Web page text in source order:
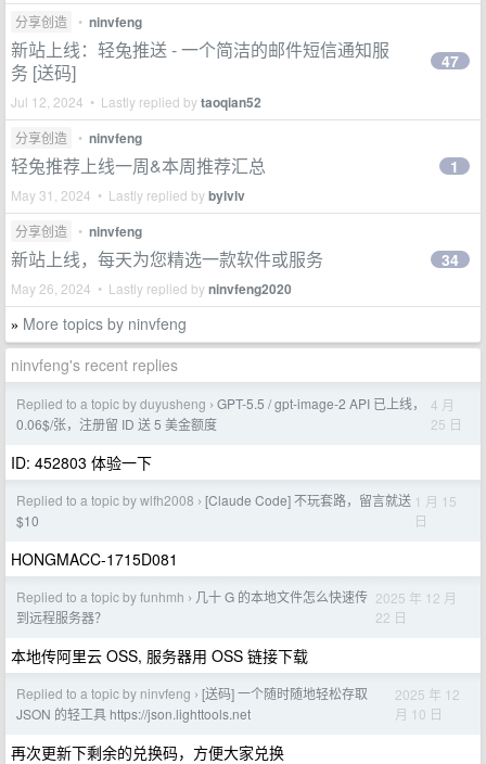
分享创造 • ninvfeng
新站上线：轻兔推送 - 一个简洁的邮件短信通知服
务 [送码]
Jul 12, 2024 • Lastly replied bytaoqian52
47
分享创造 • ninvfeng
轻兔推荐上线一周&本周推荐汇总
May 31, 2024 • Lastly replied bybylvlv
1
分享创造 • ninvfeng
新站上线，每天为您精选一款软件或服务
May 26, 2024 • Lastly replied byninvfeng2020
34
» More topics by ninvfeng
ninvfeng's recent replies
Replied to a topic by duyusheng › GPT-5.5 / gpt-image-2 API 已上线，
0.06$/张，注册留 ID 送 5 美金额度
4 月
25 日
ID: 452803 体验一下
Replied to a topic by wlfh2008 › [Claude Code] 不玩套路，留言就送
$10
1 月 15
日
HONGMACC-1715D081
Replied to a topic by funhmh › 几十 G 的本地文件怎么快速传
到远程服务器？
2025 年 12 月
22 日
本地传阿里云 OSS, 服务器用 OSS 链接下载
Replied to a topic by ninvfeng › [送码] 一个随时随地轻松存取
JSON 的轻工具 https://json.lighttools.net
2025 年 12
月 10 日
再次更新下剩余的兑换码，方便大家兑换